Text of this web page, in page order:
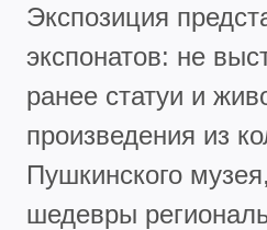
Экспозиция
экспонатов: не
ранее статуи и
произведения из
Пушкинского
шедевры